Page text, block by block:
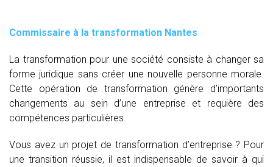
Commissaire à la transformation Nantes
La transformation pour une société consiste à changer sa
forme juridique sans créer une nouvelle personne morale.
Cette opération de transformation génère d’importants
changements au sein d’une entreprise et requière des
compétences particulières.
Vous avez un projet de transformation d’entreprise ? Pour
une transition réussie, il est indispensable de savoir à qui